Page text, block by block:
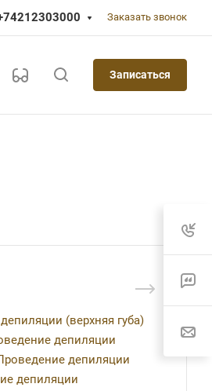
Заказать звонок
Записаться
(верхняя губа)
депиляции
депиляции
депиляции